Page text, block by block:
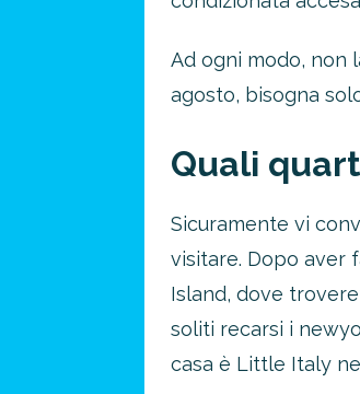
Ad ogni modo, non
agosto, bisogna
Quali
Sicuramente vi
visitare. Dopo aver
Island, dove
soliti recarsi i
casa è Little Italy